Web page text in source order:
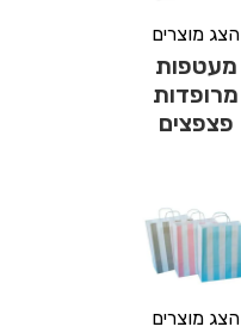
הצג מוצרים
מעטפות
מרופדות
פצפצים
הצג מוצרים